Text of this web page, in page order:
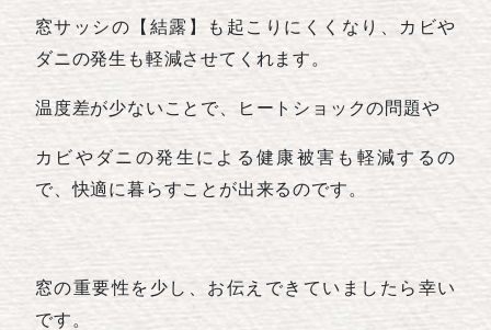
窓サッシの【結露】も起こりにくくなり、カビや
ダニの発生も軽減させてくれます。
温度差が少ないことで、ヒートショックの問題や
カビやダニの発生による健康被害も軽減するの
で、快適に暮らすことが出来るのです。
窓の重要性を少し、お伝えできていましたら幸い
です。